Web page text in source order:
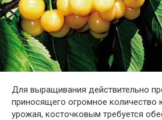
Для выращивания действительно
приносящего огромное количество
урожая, косточковым требуется